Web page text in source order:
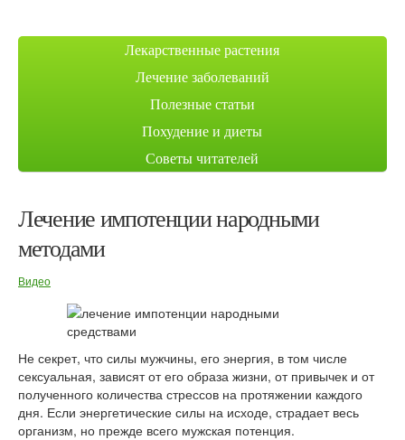
Лекарственные растения
Лечение заболеваний
Полезные статьи
Похудение и диеты
Советы читателей
Лечение импотенции народными
методами
Видео
Не секрет, что силы мужчины, его энергия, в том числе
сексуальная, зависят от его образа жизни, от привычек и от
полученного количества стрессов на протяжении каждого
дня. Если энергетические силы на исходе, страдает весь
организм, но прежде всего мужская потенция.